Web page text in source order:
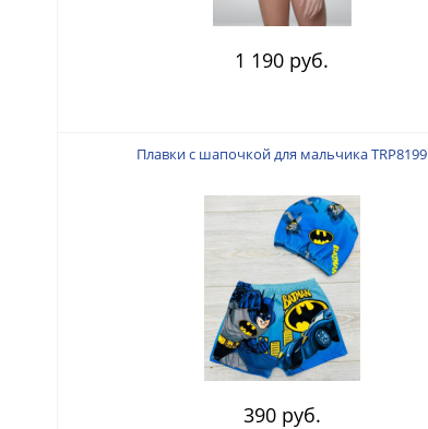
1 190 руб.
Плавки с шапочкой для мальчика TRP8199
390 руб.